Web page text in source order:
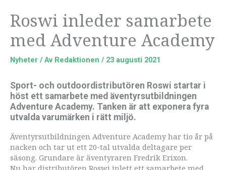
Roswi inleder samarbete
med Adventure Academy
Nyheter / Av Redaktionen / 23 augusti 2021
Sport- och outdoordistributören Roswi startar i
höst ett samarbete med äventyrsutbildningen
Adventure Academy. Tanken är att exponera fyra
utvalda varumärken i rätt miljö.
Äventyrsutbildningen Adventure Academy har tio år på
nacken och tar ut ett 20-tal utvalda deltagare per
säsong. Grundare är äventyraren Fredrik Erixon.